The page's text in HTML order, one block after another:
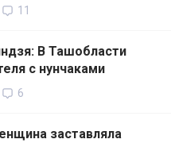
11
В Ташобласти
с нунчаками
6
заставляла